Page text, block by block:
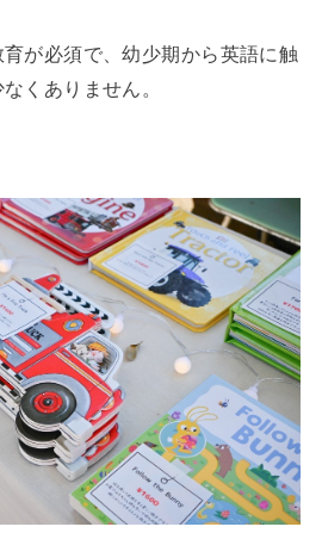
が必須で、幼少期から英語に触
くありません。